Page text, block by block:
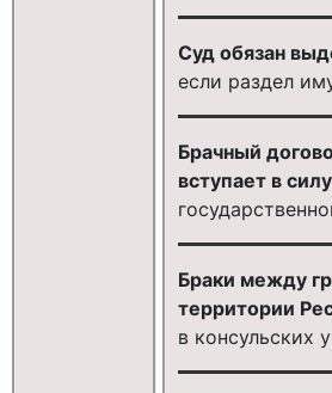
Суд обязан
если раздел
Брачный
вступает в
Браки между
территории
в консульских